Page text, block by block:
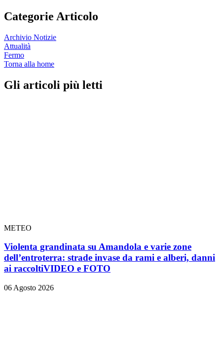
Categorie Articolo
Archivio Notizie
Attualità
Fermo
Torna alla home
Gli articoli più letti
METEO
Violenta grandinata su Amandola e varie zone
dell’entroterra: strade invase da rami e alberi, danni
ai raccoltiVIDEO e FOTO
06 Agosto 2026